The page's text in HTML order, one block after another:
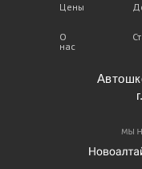
Цены
О
нас
Цены
О
нас